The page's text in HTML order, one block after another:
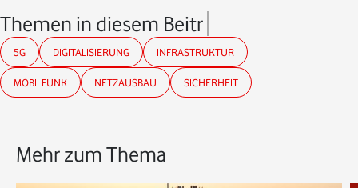
Themen in diesem Beitrag
5G DIGITALISIERUNG INFRASTRUKTUR
MOBILFUNK NETZAUSBAU SICHERHEIT
Mehr zum Thema